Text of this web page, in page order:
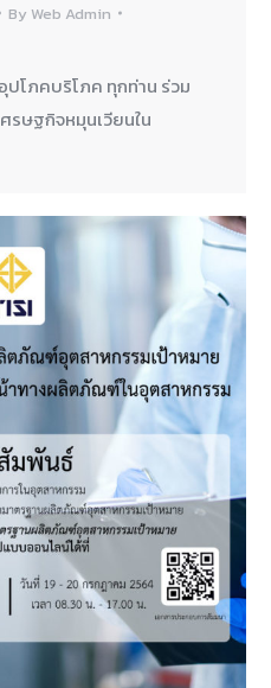
By Web Admin
โภคบริโภค ทุกท่าน ร่วม
รษฐกิจหมุนเวียนใน